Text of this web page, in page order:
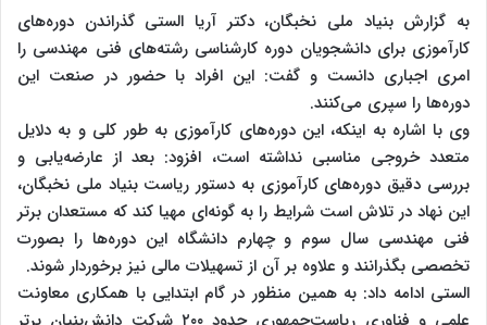
به گزارش بنیاد ملی نخبگان، دکتر آریا الستی گذراندن دوره‌های
کارآموزی برای دانشجویان دوره‌ کارشناسی رشته‌های فنی مهندسی را
امری اجباری دانست و گفت: این افراد با حضور در صنعت این
دوره‌ها را سپری می‌کنند.
وی با اشاره به اینکه، این دوره‌های کارآموزی به طور کلی و به دلایل
متعدد خروجی مناسبی نداشته است، افزود: بعد از عارضه‌یابی و
بررسی دقیق دوره‌های کارآموزی به دستور ریاست بنیاد ملی نخبگان،
این نهاد در تلاش است شرایط را به گونه‌ای مهیا کند که مستعدان‌ برتر
فنی مهندسی سال سوم و چهارم دانشگاه این دوره‌ها را بصورت
تخصصی بگذرانند و علاوه بر آن از تسهیلات مالی نیز برخوردار شوند.
الستی ادامه داد: به همین منظور در گام ابتدایی با همکاری معاونت